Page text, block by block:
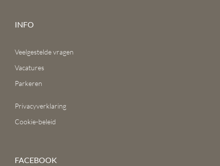
INFO
Veelgestelde vragen
Vacatures
Parkeren
Privacyverklaring
Cookie-beleid
FACEBOOK